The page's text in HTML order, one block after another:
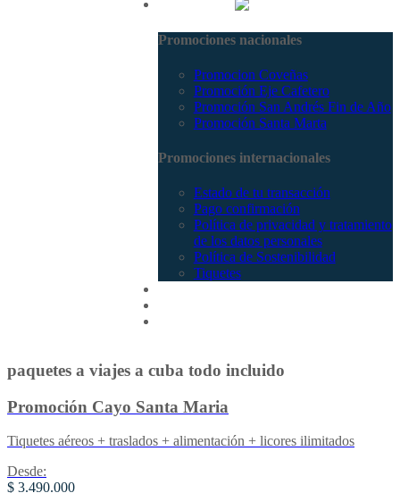
Promociones nacionales
Promocion Coveñas
Promoción Eje Cafetero
Promoción San Andrés Fin de Año
Promoción Santa Marta
Promociones internacionales
Estado de tu transacción
Pago confirmación
Política de privacidad y tratamiento
de los datos personales
Política de Sostenibilidad
Tiquetes
paquetes a viajes a cuba todo incluido
Promoción Cayo Santa Maria
Tiquetes aéreos + traslados + alimentación + licores ilimitados
Desde:
$ 3.490.000